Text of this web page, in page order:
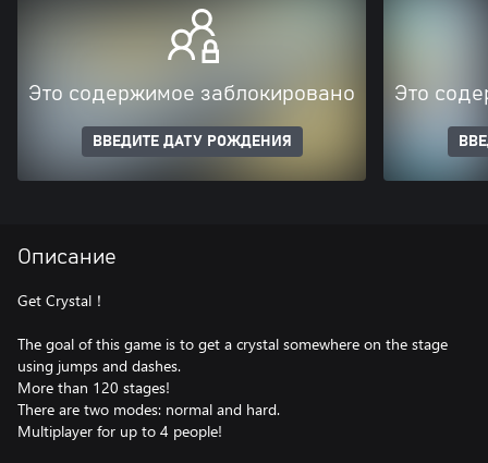
Это содержимое заблокировано
ВВЕДИТЕ ДАТУ РОЖДЕНИЯ
Это
Описание
Get Crystal！
The goal of this game is to get a crystal somewhere on the stage
using jumps and dashes.
More than 120 stages!
There are two modes: normal and hard.
Multiplayer for up to 4 people!